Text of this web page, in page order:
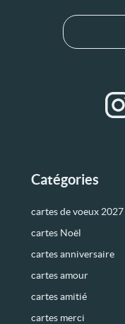
Catégories
cartes de voeux 2027
cartes Noël
cartes anniversaire
cartes amour
cartes amitié
cartes merci